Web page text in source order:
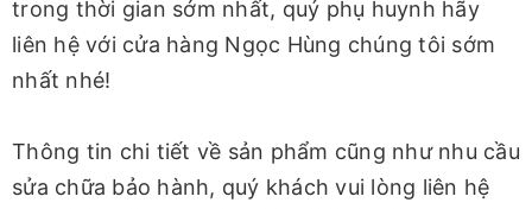
trong thời gian sớm nhất, quý phụ huynh hãy
liên hệ với cửa hàng Ngọc Hùng chúng tôi sớm
nhất nhé!
Thông tin chi tiết về sản phẩm cũng như nhu cầu
sửa chữa bảo hành, quý khách vui lòng liên hệ